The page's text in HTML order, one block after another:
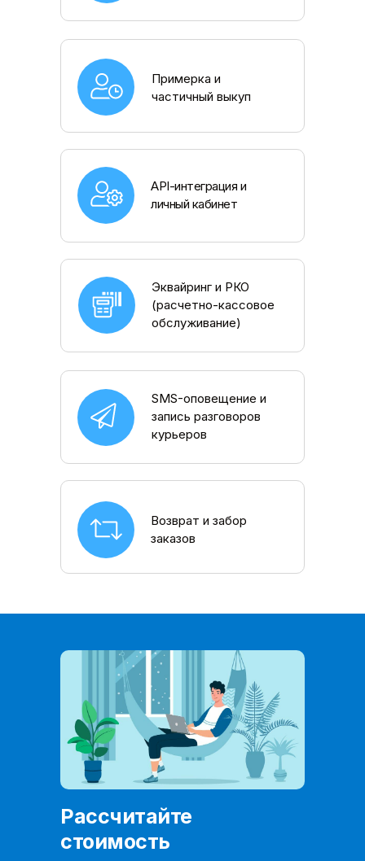
Эквайринг и РКО
(расчетно-кассовое
обслуживание)
SMS-оповещение и
запись разговоров
курьеров
Возврат и забор
заказов
Примерка и
частичный выкуп
API-интеграция и
личный кабинет
Рассчитайте
стоимость